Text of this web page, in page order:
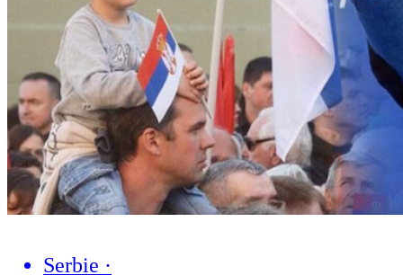
Serbie ·